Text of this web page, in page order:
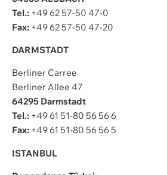
Tel.: +49 62 57-50 47-0
Fax: +49 62 57-50 47-20
DARMSTADT
Berliner Carree
Berliner Allee 47
64295 Darmstadt
Tel.: +49 61 51-80 56 56 6
Fax: +49 61 51-80 56 56 5
ISTANBUL